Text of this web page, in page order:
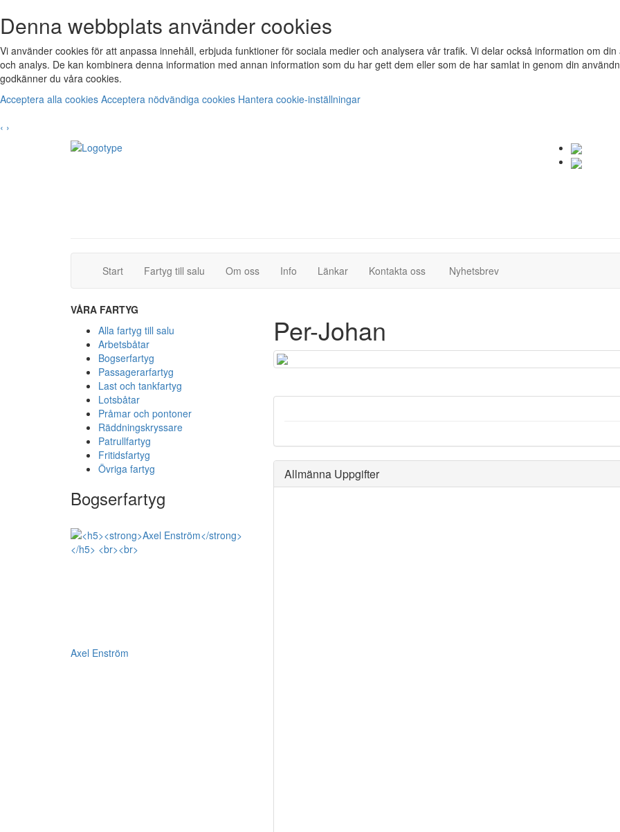
Denna webbplats använder cookies
Vi använder cookies för att anpassa innehåll, erbjuda funktioner för sociala medier och analysera vår trafik. Vi delar också information om
och analys. De kan kombinera denna information med annan information som du har gett dem eller som de har samlat in genom din
godkänner du våra cookies.
Acceptera alla cookies Acceptera nödvändiga cookies Hantera cookie-inställningar
‹ ›
Start(current)Fartyg till salu (current)Om oss Info Länkar Kontakta oss(current)Nyhetsbrev(current)
VÅRA FARTYG
Alla fartyg till salu
Arbetsbåtar
Bogserfartyg
Passagerarfartyg
Last och tankfartyg
Lotsbåtar
Pråmar och pontoner
Räddningskryssare
Patrullfartyg
Fritidsfartyg
Övriga fartyg
Bogserfartyg
Axel Enström
Per-Johan
Allmänna Uppgifter